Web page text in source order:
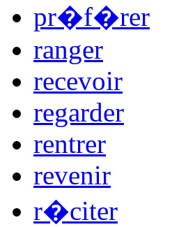
pr�f�rer
ranger
recevoir
regarder
rentrer
revenir
r�citer